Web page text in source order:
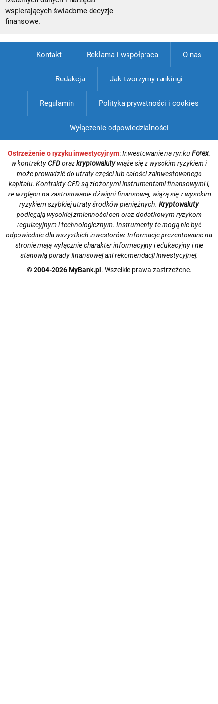
wspierających świadome decyzje
finansowe.
Kontakt Reklama i współpraca O nas
Redakcja Jak tworzymy rankingi
Regulamin Polityka prywatności i cookies
Wyłączenie odpowiedzialności
Ostrzeżenie o ryzyku inwestycyjnym:Inwestowanie na rynkuForex,
w kontraktyCFDorazkryptowalutywiąże się z wysokim ryzykiem i
może prowadzić do utraty części lub całości zainwestowanego
kapitału. Kontrakty CFD są złożonymi instrumentami finansowymi i,
ze względu na zastosowanie dźwigni finansowej, wiążą się z wysokim
ryzykiem szybkiej utraty środków pieniężnych. Kryptowaluty
podlegają wysokiej zmienności cen oraz dodatkowym ryzykom
regulacyjnym i technologicznym. Instrumenty te mogą nie być
odpowiednie dla wszystkich inwestorów. Informacje prezentowane na
stronie mają wyłącznie charakter informacyjny i edukacyjny i nie
stanowią porady finansowej ani rekomendacji inwestycyjnej.
© 2004-2026 MyBank.pl . Wszelkie prawa zastrzeżone.